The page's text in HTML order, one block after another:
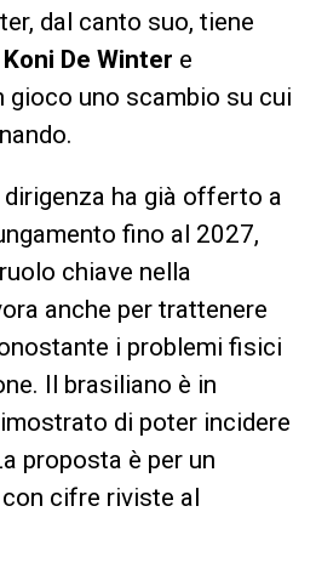
dal canto suo, tiene
Koni De Winter e
gioco uno scambio su cui
ha già offerto a
fino al 2027,
chiave nella
anche per trattenere
i problemi fisici
Il brasiliano è in
di poter incidere
proposta è per un
cifre riviste al